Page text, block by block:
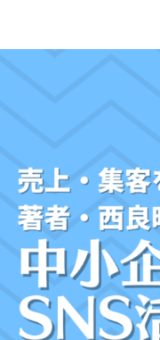
アクセス
採用情報
お問い合わせ